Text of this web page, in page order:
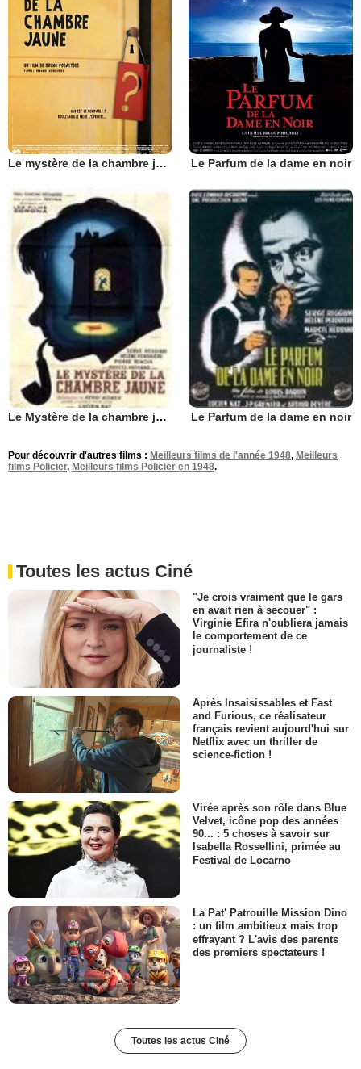
Le mystère de la chambre jaune Le Parfum de la dame en noir
Le Mystère de la chambre jaune Le Parfum de la dame en noir
Pour découvrir d'autres films : Meilleurs films de l'année 1948, Meilleurs
films Policier, Meilleurs films Policier en 1948.
Toutes les actus Ciné
"Je crois vraiment que le gars
en avait rien à secouer" :
Virginie Efira n'oubliera jamais
le comportement de ce
journaliste !
Après Insaisissables et Fast
and Furious, ce réalisateur
français revient aujourd'hui sur
Netflix avec un thriller de
science-fiction !
Virée après son rôle dans Blue
Velvet, icône pop des années
90... : 5 choses à savoir sur
Isabella Rossellini, primée au
Festival de Locarno
La Pat' Patrouille Mission Dino
: un film ambitieux mais trop
effrayant ? L'avis des parents
des premiers spectateurs !
Toutes les actus Ciné